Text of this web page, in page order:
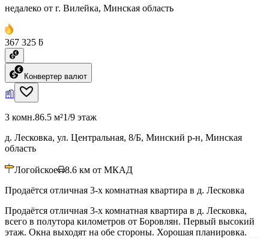
недалеко от г. Вилейка, Минская область
367 325 ƃ
Конвертер валют
3 комн.86.5 м²1/9 этаж
д. Лесковка, ул. Центральная, 8/Б, Минский р-н, Минская
область
Логойское 8.6 км от МКАД
Продаётся отличная 3-х комнатная квартира в д. Лесковка
Продаётся отличная 3-х комнатная квартира в д. Лесковка,
всего в полутора километров от Боровлян. Первый высокий
этаж. Окна выходят на обе стороны. Хорошая планировка.